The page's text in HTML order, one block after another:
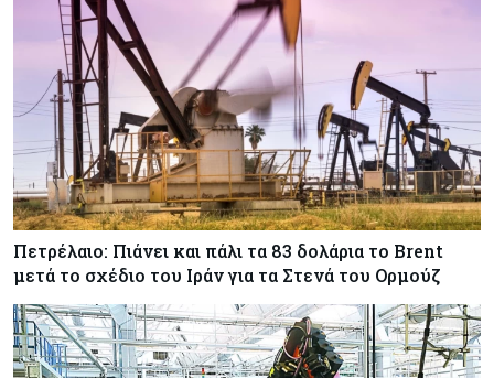
Πετρέλαιο: Πιάνει και πάλι τα 83 δολάρια το Brent
μετά το σχέδιο του Ιράν για τα Στενά του Ορμούζ